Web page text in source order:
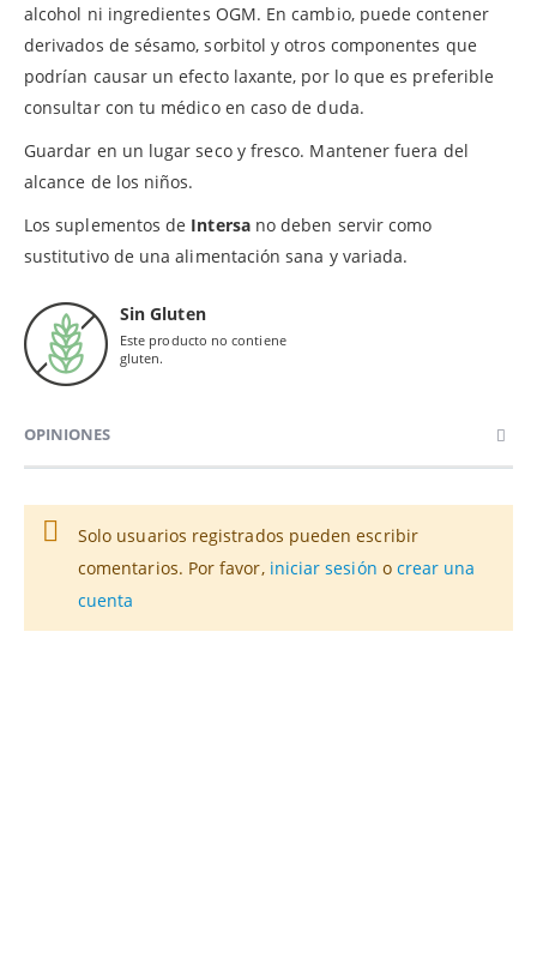
alcohol ni ingredientes OGM. En cambio, puede contener
derivados de sésamo, sorbitol y otros componentes que
podrían causar un efecto laxante, por lo que es preferible
consultar con tu médico en caso de duda.
Guardar en un lugar seco y fresco. Mantener fuera del
alcance de los niños.
Los suplementos de Intersa no deben servir como
sustitutivo de una alimentación sana y variada.
Sin Gluten
Este producto no contiene
gluten.
OPINIONES
Solo usuarios registrados pueden escribir
comentarios. Por favor, iniciar sesión o crear una
cuenta